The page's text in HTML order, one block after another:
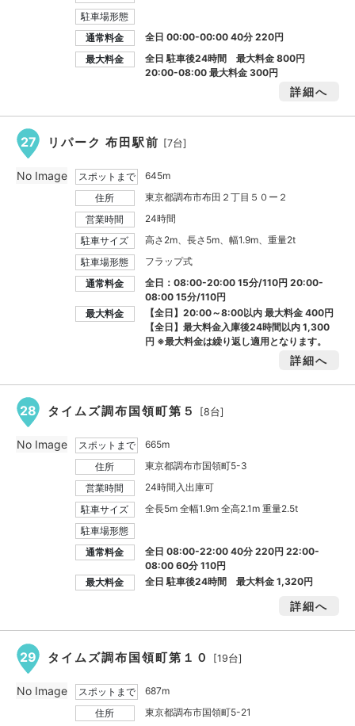
駐車場形態
通常料金
全日 00:00-00:00 40分 220円
最大料金
全日 駐車後24時間 最大料金800円
20:00-08:00 最大料金300円
詳細へ
27 リパーク 布田駅前 [7台]
スポットまで
645m
住所
東京都調布市布田２丁目５０ー２
営業時間
24時間
駐車サイズ
高さ2m、長さ5m、幅1.9m、重量2t
駐車場形態
フラップ式
通常料金
全日：08:00-20:00 15分/110円 20:00-
08:00 15分/110円
最大料金
【全日】20:00～8:00以内 最大料金400円
【全日】最大料金入庫後24時間以内1,300
円 ※最大料金は繰り返し適用となります。
詳細へ
No Image
28 タイムズ調布国領町第５ [8台]
スポットまで
665m
住所
東京都調布市国領町5-3
営業時間
24時間入出庫可
駐車サイズ
全長5m 全幅1.9m 全高2.1m 重量2.5t
駐車場形態
通常料金
全日 08:00-22:00 40分 220円 22:00-
08:00 60分 110円
最大料金
全日 駐車後24時間 最大料金1,320円
詳細へ
No Image
29 タイムズ調布国領町第１０ [19台]
スポットまで
687m
住所
東京都調布市国領町5-21
No Image